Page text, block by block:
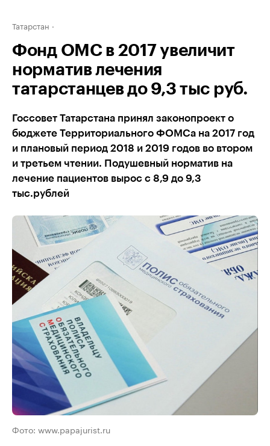
Татарстан
Фонд ОМС в 2017 увеличит
норматив лечения
татарстанцев до 9,3 тыс руб.
Госсовет Татарстана принял законопроект о
бюджете Территориального ФОМСа на 2017 год
и плановый период 2018 и 2019 годов во втором
и третьем чтении. Подушевный норматив на
лечение пациентов вырос с 8,9 до 9,3
тыс.рублей
Фото: www.papajurist.ru